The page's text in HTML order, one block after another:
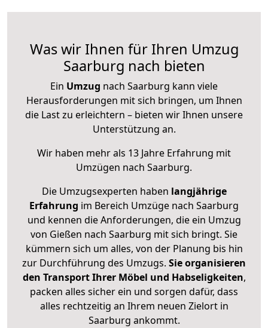
Was wir Ihnen für Ihren Umzug
Saarburg nach bieten
Ein Umzug nach Saarburg kann viele
Herausforderungen mit sich bringen, um Ihnen
die Last zu erleichtern – bieten wir Ihnen unsere
Unterstützung an.
Wir haben mehr als 13 Jahre Erfahrung mit
Umzügen nach Saarburg.
Die Umzugsexperten haben langjährige
Erfahrung im Bereich Umzüge nach Saarburg
und kennen die Anforderungen, die ein Umzug
von Gießen nach Saarburg mit sich bringt. Sie
kümmern sich um alles, von der Planung bis hin
zur Durchführung des Umzugs. Sie organisieren
den Transport Ihrer Möbel und Habseligkeiten,
packen alles sicher ein und sorgen dafür, dass
alles rechtzeitig an Ihrem neuen Zielort in
Saarburg ankommt.